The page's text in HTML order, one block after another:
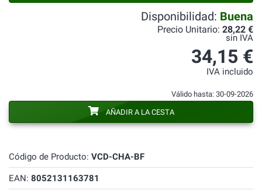
Código de Producto: VCD-CHA-BF
EAN: 8052131163781
Disponibilidad: Buena
Precio Unitario: 28,22 €
sin IVA
34,15 €
IVA incluido
Válido hasta: 30-09-2026
AÑADIR A LA CESTA